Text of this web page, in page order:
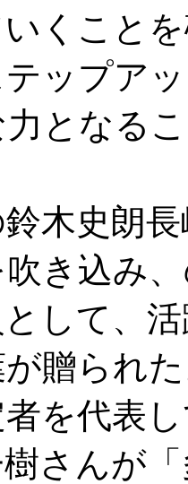
くこと
ップア
となる
木史朗
き込み
して、
贈られ
を代表
さんが